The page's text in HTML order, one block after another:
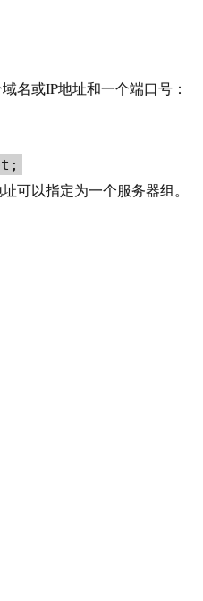
名或IP地址和一个端口号：
可以指定为一个服务器组。